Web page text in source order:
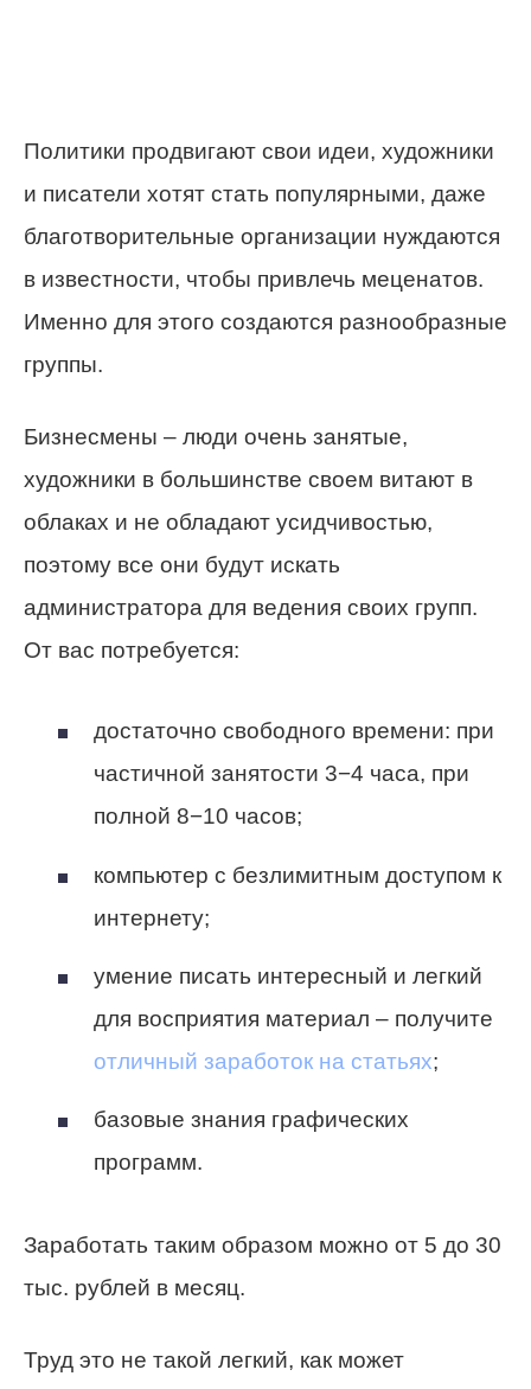
Политики продвигают свои идеи, художники
и писатели хотят стать популярными, даже
благотворительные организации нуждаются
в известности, чтобы привлечь меценатов.
Именно для этого создаются разнообразные
группы.
Бизнесмены – люди очень занятые,
художники в большинстве своем витают в
облаках и не обладают усидчивостью,
поэтому все они будут искать
администратора для ведения своих групп.
От вас потребуется:
достаточно свободного времени: при
частичной занятости 3−4 часа, при
полной 8−10 часов;
компьютер с безлимитным доступом к
интернету;
умение писать интересный и легкий
для восприятия материал – получите
отличный заработок на статьях;
базовые знания графических
программ.
Заработать таким образом можно от 5 до 30
тыс. рублей в месяц.
Труд это не такой легкий, как может